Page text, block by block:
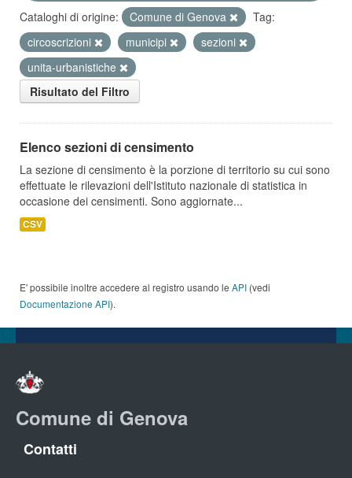
Cataloghi di origine:
Comune di Genova
Tag:
circoscrizioni
municipi
sezioni
unita-urbanistiche
Risultato del Filtro
Elenco sezioni di censimento
La sezione di censimento è la porzione di territorio su cui sono
effettuate le rilevazioni dell'Istituto nazionale di statistica in
occasione dei censimenti. Sono aggiornate...
CSV
E' possibile inoltre accedere al registro usando le API (vedi
Documentazione API).
Comune di Genova
Contatti